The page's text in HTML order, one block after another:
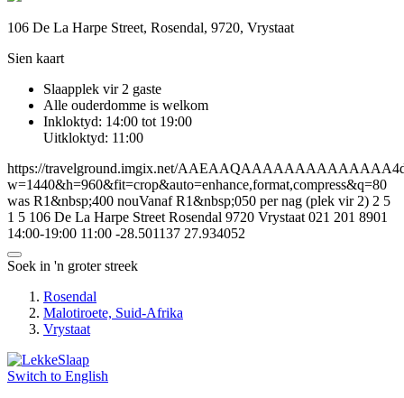
106 De La Harpe Street, Rosendal, 9720, Vrystaat
Sien kaart
Slaapplek vir 2 gaste
Alle ouderdomme is welkom
Inkloktyd: 14:00 tot 19:00
Uitkloktyd: 11:00
https://travelground.imgix.net/
w=1440&h=960&fit=crop&auto=enhance,format,compress&q=80
was R1&nbsp;400 nouVanaf R1&nbsp;050 per nag (plek vir 2) 2 5
1 5 106 De La Harpe Street Rosendal 9720 Vrystaat 021 201 8901
14:00-19:00 11:00 -28.501137 27.934052
Soek in 'n groter streek
Rosendal
Malotiroete, Suid-Afrika
Vrystaat
Switch to English